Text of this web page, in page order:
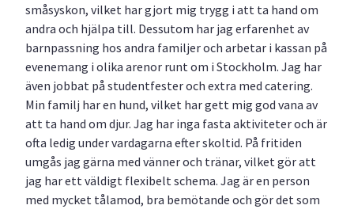
småsyskon, vilket har gjort mig trygg i att ta hand om
andra och hjälpa till. Dessutom har jag erfarenhet av
barnpassning hos andra familjer och arbetar i kassan på
evenemang i olika arenor runt om i Stockholm. Jag har
även jobbat på studentfester och extra med catering.
Min familj har en hund, vilket har gett mig god vana av
att ta hand om djur. Jag har inga fasta aktiviteter och är
ofta ledig under vardagarna efter skoltid. På fritiden
umgås jag gärna med vänner och tränar, vilket gör att
jag har ett väldigt flexibelt schema. Jag är en person
med mycket tålamod, bra bemötande och gör det som